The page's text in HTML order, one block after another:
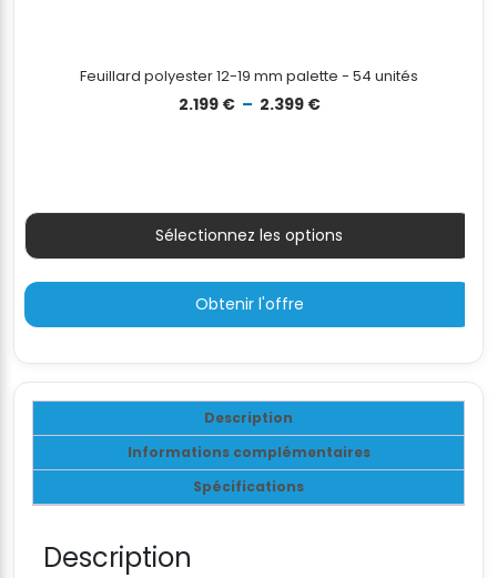
Feuillard polyester 12-19 mm palette - 54 unités
2.199 € – 2.399 €Plage
2.399 €
Sélectionnez les options
Obtenir l'offre
Description
Informations complémentaires
Spécifications
Description